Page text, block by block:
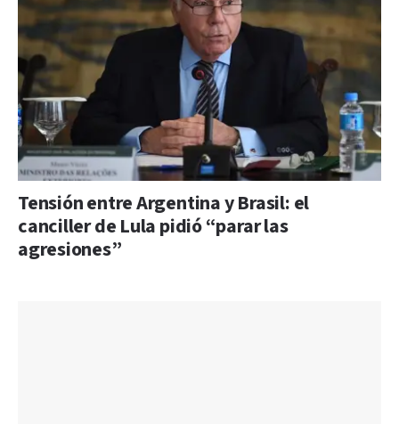
Tensión entre Argentina y Brasil: el
canciller de Lula pidió “parar las
agresiones”